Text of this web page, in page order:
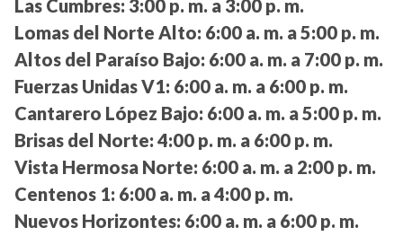
Las Cumbres: 3:00 p. m. a 3:00 p. m.
Lomas del Norte Alto: 6:00 a. m. a 5:00 p. m.
Altos del Paraíso Bajo: 6:00 a. m. a 7:00 p. m.
Fuerzas Unidas V1: 6:00 a. m. a 6:00 p. m.
Cantarero López Bajo: 6:00 a. m. a 5:00 p. m.
Brisas del Norte: 4:00 p. m. a 6:00 p. m.
Vista Hermosa Norte: 6:00 a. m. a 2:00 p. m.
Centenos 1: 6:00 a. m. a 4:00 p. m.
Nuevos Horizontes: 6:00 a. m. a 6:00 p. m.